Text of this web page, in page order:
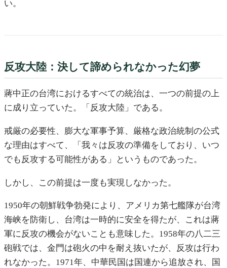
い。
反攻大陸：決して諦められなかった幻夢
蔣中正の台湾におけるすべての統治は、一つの前提の上
に成り立っていた。「反攻大陸」である。
戒厳の必要性、膨大な軍事予算、厳格な政治統制の公式
な理由はすべて、「我々は反攻の準備をしており、いつ
でも反攻する可能性がある」というものであった。
しかし、この前提は一度も実現しなかった。
1950年の朝鮮戦争勃発により、アメリカ第七艦隊が台湾
海峡を防衛し、台湾は一時的に安全を得たが、これは蔣
軍に反攻の機会がないことも意味した。1958年の八二三
砲戦では、金門は砲火の中を耐え抜いたが、反攻は行わ
れなかった。1971年、中華民国は国連から追放され、国